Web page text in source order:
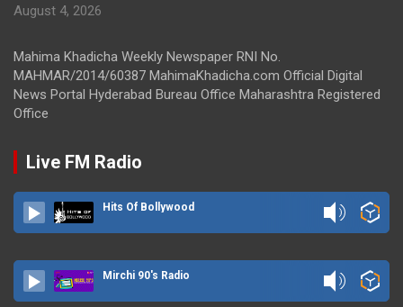
August 4, 2026
Mahima Khadicha Weekly Newspaper RNI No.
MAHMAR/2014/60387 MahimaKhadicha.com Official Digital
News Portal Hyderabad Bureau Office Maharashtra Registered
Office
Live FM Radio
Hits Of Bollywood
Mirchi 90's Radio